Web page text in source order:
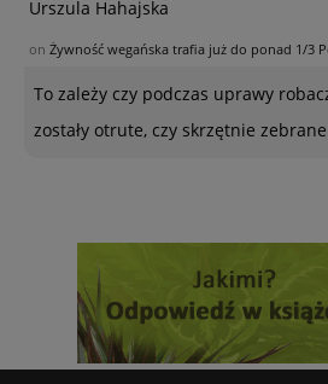
Urszula Hahajska
on Żywność wegańska trafia już do ponad 1/3
To zależy czy podczas uprawy
zostały otrute, czy skrzętnie